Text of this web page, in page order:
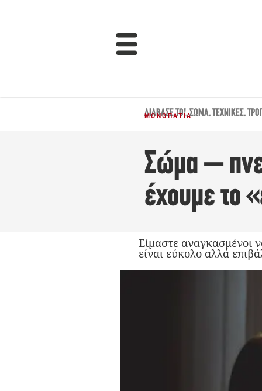
ΔΙΆΒΑΣΈ ΤΟ!,ΣΏΜΑ,ΤΕΧΝΙΚΈΣ,
ΜΟΝΟΠΆΤΙΑ
Σώμα –
έχουμε το
Είμαστε αναγκασμένοι
είναι εύκολο αλλά